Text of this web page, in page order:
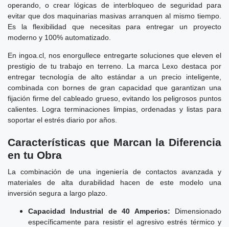
operando, o crear lógicas de interbloqueo de seguridad para
evitar que dos maquinarias masivas arranquen al mismo tiempo.
Es la flexibilidad que necesitas para entregar un proyecto
moderno y 100% automatizado.
En ingoa.cl, nos enorgullece entregarte soluciones que eleven el
prestigio de tu trabajo en terreno. La marca Lexo destaca por
entregar tecnología de alto estándar a un precio inteligente,
combinada con bornes de gran capacidad que garantizan una
fijación firme del cableado grueso, evitando los peligrosos puntos
calientes. Logra terminaciones limpias, ordenadas y listas para
soportar el estrés diario por años.
Características que Marcan la Diferencia
en tu Obra
La combinación de una ingeniería de contactos avanzada y
materiales de alta durabilidad hacen de este modelo una
inversión segura a largo plazo.
Capacidad Industrial de 40 Amperios: Dimensionado
específicamente para resistir el agresivo estrés térmico y